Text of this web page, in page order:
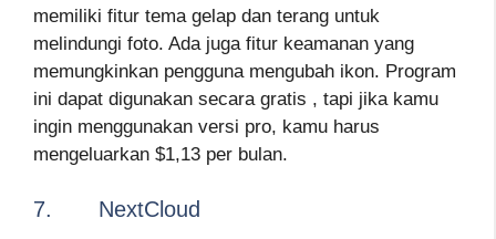
memiliki fitur tema gelap dan terang untuk
melindungi foto. Ada juga fitur keamanan yang
memungkinkan pengguna mengubah ikon. Program
ini dapat digunakan secara gratis , tapi jika kamu
ingin menggunakan versi pro, kamu harus
mengeluarkan $1,13 per bulan.
7. NextCloud